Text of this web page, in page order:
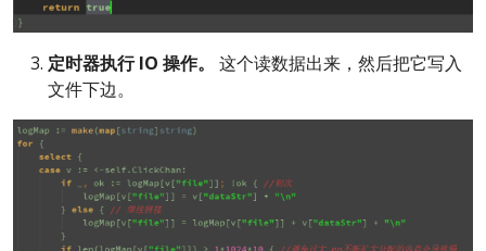
定时器执行 IO 操作。
这个读数据出来，然后把它写入
文件下边。